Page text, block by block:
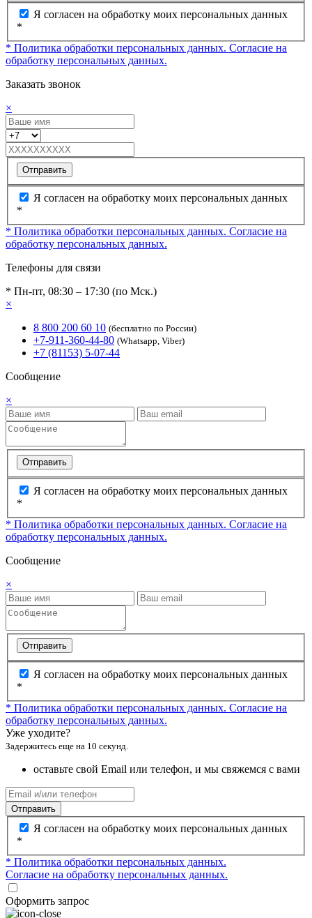
Я согласен на обработку моих персональных данных
*
* Политика обработки персональных данных. Согласие на
обработку персональных данных.
Заказать звонок
×
Отправить
Я согласен на обработку моих персональных данных
*
* Политика обработки персональных данных. Согласие на
обработку персональных данных.
Телефоны для связи
* Пн-пт, 08:30 – 17:30 (по Мск.)
×
8 800 200 60 10 (бесплатно по России)
+7-911-360-44-80 (Whatsapp, Viber)
+7 (81153) 5-07-44
Сообщение
×
Отправить
Я согласен на обработку моих персональных данных
*
* Политика обработки персональных данных. Согласие на
обработку персональных данных.
Сообщение
×
Отправить
Я согласен на обработку моих персональных данных
*
* Политика обработки персональных данных. Согласие на
обработку персональных данных.
Уже уходите?
Задержитесь еще на 10 секунд.
оставьте свой Email или телефон, и мы свяжемся с вами
Отправить
Я согласен на обработку моих персональных данных
*
* Политика обработки персональных данных.
Согласие на обработку персональных данных.
Оформить запрос